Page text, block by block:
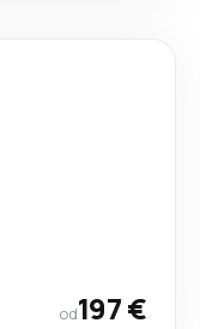
od197 €